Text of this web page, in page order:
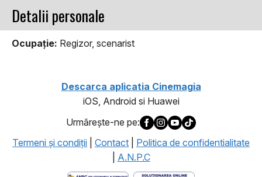
Detalii personale
Ocupaţie: Regizor, scenarist
Descarca aplicatia Cinemagia
iOS, Android si Huawei
Urmăreşte-ne pe:
Termeni şi condiţii
Contact
Politica de confidentialitate
A.N.P.C